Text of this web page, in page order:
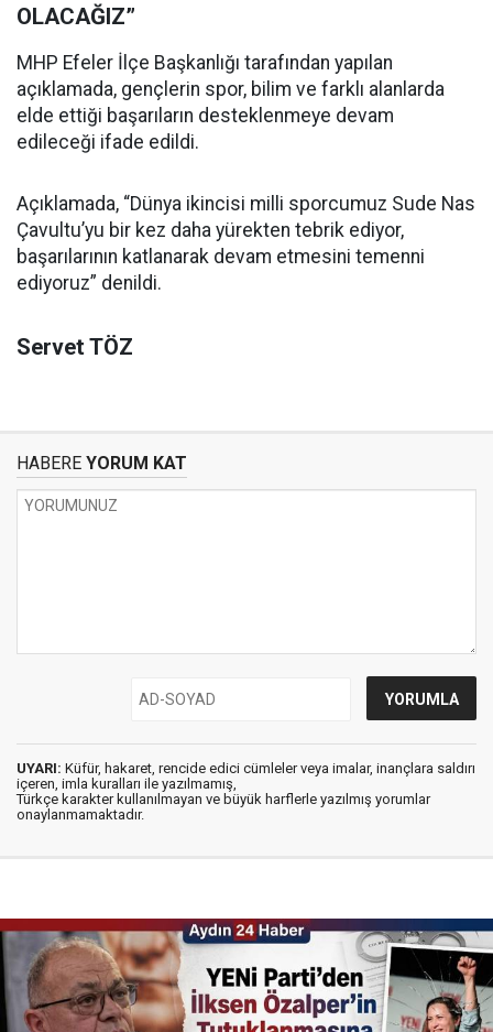
OLACAĞIZ”
MHP Efeler İlçe Başkanlığı tarafından yapılan
açıklamada, gençlerin spor, bilim ve farklı alanlarda
elde ettiği başarıların desteklenmeye devam
edileceği ifade edildi.
Açıklamada, “Dünya ikincisi milli sporcumuz Sude Nas
Çavultu’yu bir kez daha yürekten tebrik ediyor,
başarılarının katlanarak devam etmesini temenni
ediyoruz” denildi.
Servet TÖZ
HABERE YORUM KAT
UYARI: Küfür, hakaret, rencide edici cümleler veya imalar, inançlara saldırı
içeren, imla kuralları ile yazılmamış,
Türkçe karakter kullanılmayan ve büyük harflerle yazılmış yorumlar
onaylanmamaktadır.